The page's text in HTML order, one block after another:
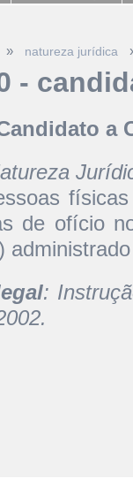
» natureza jurídica
-
a
de ofício
: